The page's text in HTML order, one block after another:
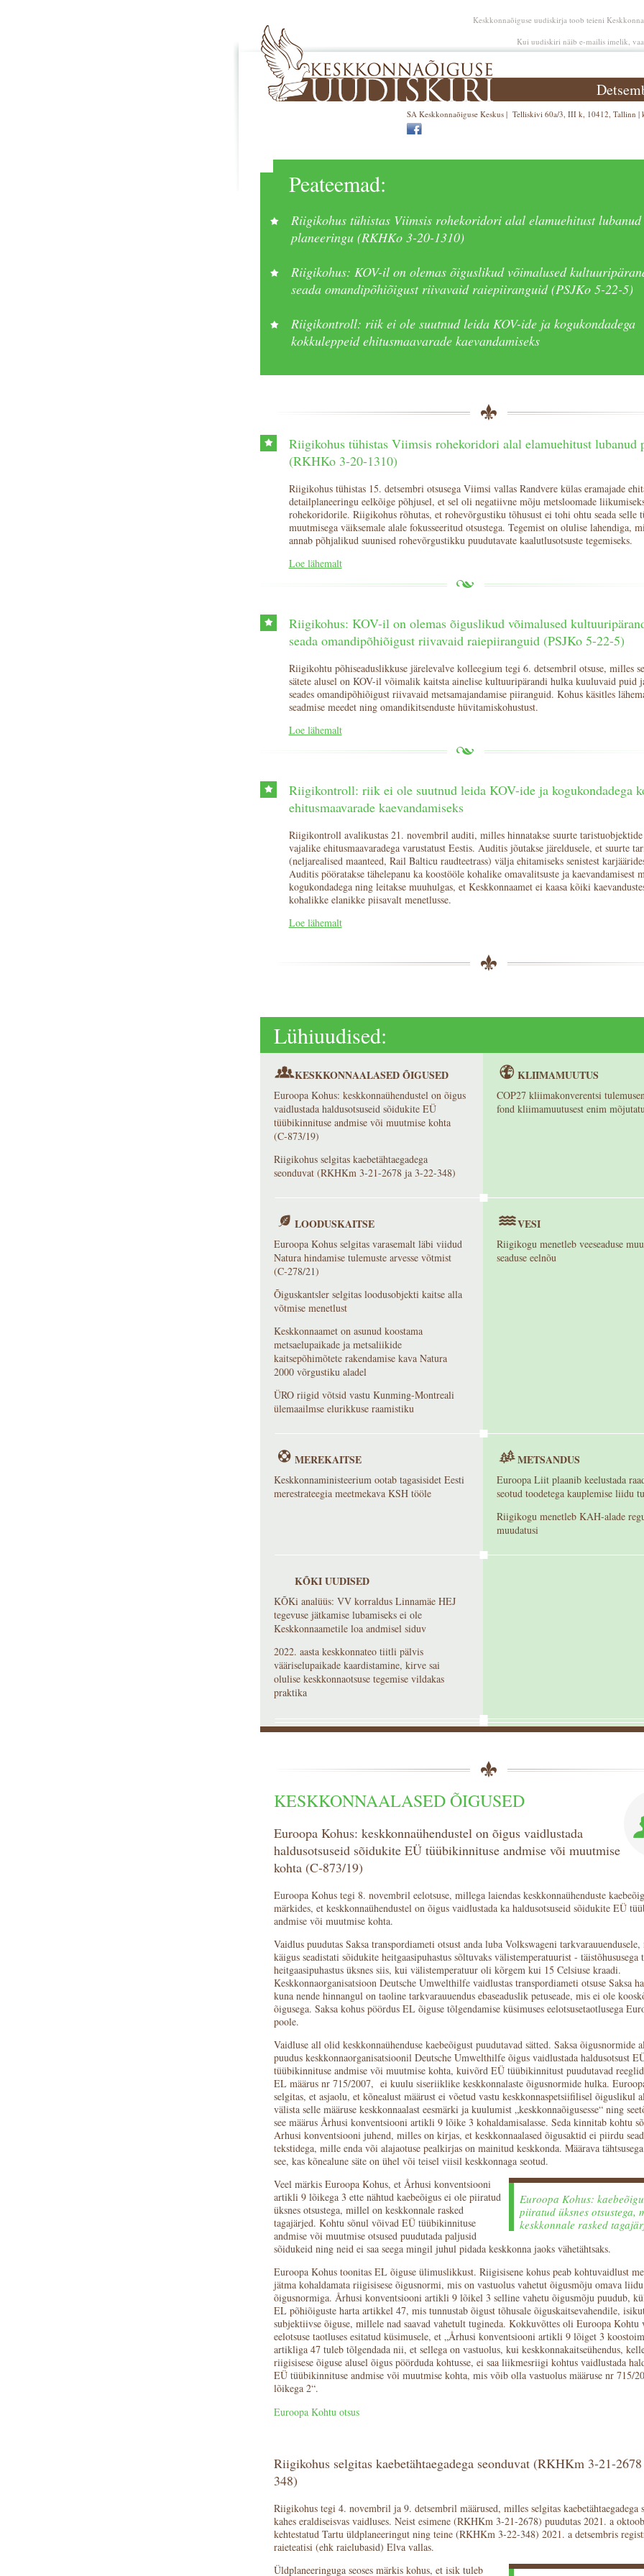
Keskkonnaõiguse uudiskirja toob teieni
Kui uudiskiri näib e-mailis imelik,
SA Keskkonnaõiguse Keskus | Telliskivi 60a/3, III k, 10412, Tallinn |
Peateemad:
Riigikohus tühistas Viimsis rohekoridori alal elamuehitust lubanud
planeeringu (RKHKo 3-20-1310)
Riigikohus: KOV-il on olemas õiguslikud võimalused
seada omandipõhiõigust riivavaid raiepiiranguid (PSJKo 5-22-5)
Riigikontroll: riik ei ole suutnud leida KOV-ide ja kogukondadega
kokkuleppeid ehitusmaavarade kaevandamiseks
Riigikohus tühistas Viimsis rohekoridori alal elamuehitust lubanud
(RKHKo 3-20-1310)
Riigikohus tühistas 15. detsembri otsusega Viimsi vallas Randvere külas eramajade
detailplaneeringu eelkõige põhjusel, et sel oli negatiivne mõju metsloomade
rohekoridorile. Riigikohus rõhutas, et rohevõrgustiku tõhusust ei tohi ohtu seada selle
muutmisega väiksemale alale fokusseeritud otsustega. Tegemist on olulise lahendiga,
annab põhjalikud suunised rohevõrgustikku puudutavate kaalutlusotsuste tegemiseks.
Loe lähemalt
Riigikohus: KOV-il on olemas õiguslikud võimalused
seada omandipõhiõigust riivavaid raiepiiranguid (PSJKo 5-22-5)
Riigikohtu põhiseaduslikkuse järelevalve kolleegium tegi 6. detsembril otsuse, milles
sätete alusel on KOV-il võimalik kaitsta ainelise kultuuripärandi hulka kuuluvaid puid
seades omandipõhiõigust riivavaid metsamajandamise piiranguid. Kohus käsitles
seadmise meedet ning omandikitsenduste hüvitamiskohustust.
Loe lähemalt
Riigikontroll: riik ei ole suutnud leida KOV-ide ja kogukondadega
ehitusmaavarade kaevandamiseks
Riigikontroll avalikustas 21. novembril auditi, milles hinnatakse suurte taristuobjektide
vajalike ehitusmaavaradega varustatust Eestis. Auditis jõutakse järeldusele, et suurte
(neljarealised maanteed, Rail Balticu raudteetrass) välja ehitamiseks senistest
Auditis pööratakse tähelepanu ka koostööle kohalike omavalitsuste ja kaevandamisest
kogukondadega ning leitakse muuhulgas, et Keskkonnaamet ei kaasa kõiki
kohalikke elanikke piisavalt menetlusse.
Loe lähemalt
Lühiuudised:
KESKKONNAALASED ÕIGUSED
Euroopa Kohus: keskkonnaühendustel on õigus
vaidlustada haldusotsuseid sõidukite EÜ
tüübikinnituse andmise või muutmise kohta
(C‑873/19)
Riigikohus selgitas kaebetähtaegadega
seonduvat (RKHKm 3-21-2678 ja 3-22-348)
KLIIMAMUUTUS
COP27 kliimakonverentsi
fond kliimamuutusest enim
LOODUSKAITSE
Euroopa Kohus selgitas varasemalt läbi viidud
Natura hindamise tulemuste arvesse võtmist
(C‑278/21)
Õiguskantsler selgitas loodusobjekti kaitse alla
võtmise menetlust
Keskkonnaamet on asunud koostama
metsaelupaikade ja metsaliikide
kaitsepõhimõtete rakendamise kava Natura
2000 võrgustiku aladel
ÜRO riigid võtsid vastu Kunming-Montreali
ülemaailmse elurikkuse raamistiku
VESI
Riigikogu menetleb veeseaduse
seaduse eelnõu
MEREKAITSE
Keskkonnaministeerium ootab tagasisidet Eesti
merestrateegia meetmekava KSH tööle
METSANDUS
Euroopa Liit plaanib keelustada
seotud toodetega kauplemise liidu
Riigikogu menetleb KAH-alade
muudatusi
KÕKI UUDISED
KÕKi analüüs: VV korraldus Linnamäe HEJ
tegevuse jätkamise lubamiseks ei ole
Keskkonnaametile loa andmisel siduv
2022. aasta keskkonnateo tiitli pälvis
vääriselupaikade kaardistamine, kirve sai
olulise keskkonnaotsuse tegemise vildakas
praktika
KESKKONNAALASED ÕIGUSED
Euroopa Kohus: keskkonnaühendustel on õigus vaidlustada
haldusotsuseid sõidukite EÜ tüübikinnituse andmise või muutmise
kohta (C‑873/19)
Euroopa Kohus tegi 8. novembril eelotsuse, millega laiendas keskkonnaühenduste
märkides, et keskkonnaühendustel on õigus vaidlustada ka haldusotsuseid sõidukite EÜ
andmise või muutmise kohta.
Vaidlus puudutas Saksa transpordiameti otsust anda luba Volkswageni
käigus seadistati sõidukite heitgaasipuhastus sõltuvaks välistemperatuurist - täistõhususega
heitgaasipuhastus üksnes siis, kui välistemperatuur oli kõrgem kui 15 Celsiuse kraadi.
Keskkonnaorganisatsioon Deutsche Umwelthilfe vaidlustas transpordiameti otsuse Saksa
kuna nende hinnangul on taoline tarkvarauuendus ebaseaduslik petuseade, mis ei ole
õigusega. Saksa kohus pöördus EL õiguse tõlgendamise küsimuses eelotsusetaotlusega
poole.
Vaidluse all olid keskkonnaühenduse kaebeõigust puudutavad sätted. Saksa õigusnormide
puudus keskkonnaorganisatsioonil Deutsche Umwelthilfe õigus vaidlustada haldusotsust
tüübikinnituse andmise või muutmise kohta, kuivõrd EÜ tüübikinnitust puudutavad
EL määrus nr 715/2007, ei kuulu siseriiklike keskkonnalaste õigusnormide hulka.
selgitas, et asjaolu, et kõnealust määrust ei võetud vastu keskkonnaspetsiifilisel õiguslikul
välista selle määruse keskkonnaalast eesmärki ja kuulumist „keskkonnaõigusesse“ ning
see määrus Århusi konventsiooni artikli 9 lõike 3 kohaldamisalasse. Seda kinnitab kohtu
Arhusi konventsiooni juhend, milles on kirjas, et keskkonnaalased õigusaktid ei piirdu
tekstidega, mille enda või alajaotuse pealkirjas on mainitud keskkonda. Määrava
see, kas kõnealune säte on ühel või teisel viisil keskkonnaga seotud.
Euroopa Kohus:
piiratud üksnes otsustega,
keskkonnale rasked
Veel märkis Euroopa Kohus, et Århusi konventsiooni
artikli 9 lõikega 3 ette nähtud kaebeõigus ei ole piiratud
üksnes otsustega, millel on keskkonnale rasked
tagajärjed. Kohtu sõnul võivad EÜ tüübikinnituse
andmise või muutmise otsused puudutada paljusid
sõidukeid ning neid ei saa seega mingil juhul pidada keskkonna jaoks vähetähtsaks.
Euroopa Kohus toonitas EL õiguse ülimuslikkust. Riigisisene kohus peab kohtuvaidlust
jätma kohaldamata riigisisese õigusnormi, mis on vastuolus vahetut õigusmõju omava liidu
õigusnormiga. Århusi konventsiooni artikli 9 lõikel 3 selline vahetu õigusmõju puudub,
EL põhiõiguste harta artikkel 47, mis tunnustab õigust tõhusale õiguskaitsevahendile,
subjektiivse õiguse, millele nad saavad vahetult tugineda. Kokkuvõttes oli Euroopa Kohtu
eelotsuse taotluses esitatud küsimusele, et „Århusi konventsiooni artikli 9 lõiget 3
artikliga 47 tuleb tõlgendada nii, et sellega on vastuolus, kui keskkonnakaitseühendus,
riigisisese õiguse alusel õigus pöörduda kohtusse, ei saa liikmesriigi kohtus vaidlustada
EÜ tüübikinnituse andmise või muutmise kohta, mis võib olla vastuolus määruse nr 715/
lõikega 2“.
Euroopa Kohtu otsus
Riigikohus selgitas kaebetähtaegadega seonduvat (RKHKm 3-21-
348)
Riigikohus tegi 4. novembril ja 9. detsembril määrused, milles selgitas kaebetähtaegadega
kahes eraldiseisvas vaidluses. Neist esimene (RKHKm 3-21-2678) puudutas 2021. a
kehtestatud Tartu üldplaneeringut ning teine (RKHKm 3-22-348) 2021. a detsembris
raieteatisi (ehk raielubasid) Elva vallas.
Üldplaneeringuga seoses märkis kohus, et isik tuleb